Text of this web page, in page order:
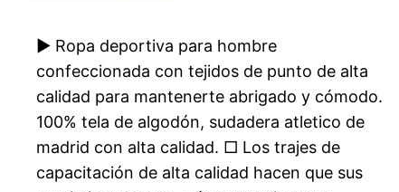
▶ Ropa deportiva para hombre
confeccionada con tejidos de punto de alta
calidad para mantenerte abrigado y cómodo.
100% tela de algodón, sudadera atletico de
madrid con alta calidad. □ Los trajes de
capacitación de alta calidad hacen que sus